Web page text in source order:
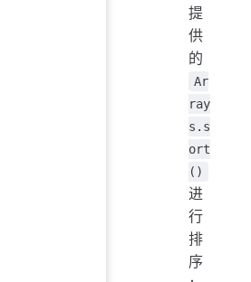
提
供
的
Ar
ray
s.s
ort
()
进
行
排
序